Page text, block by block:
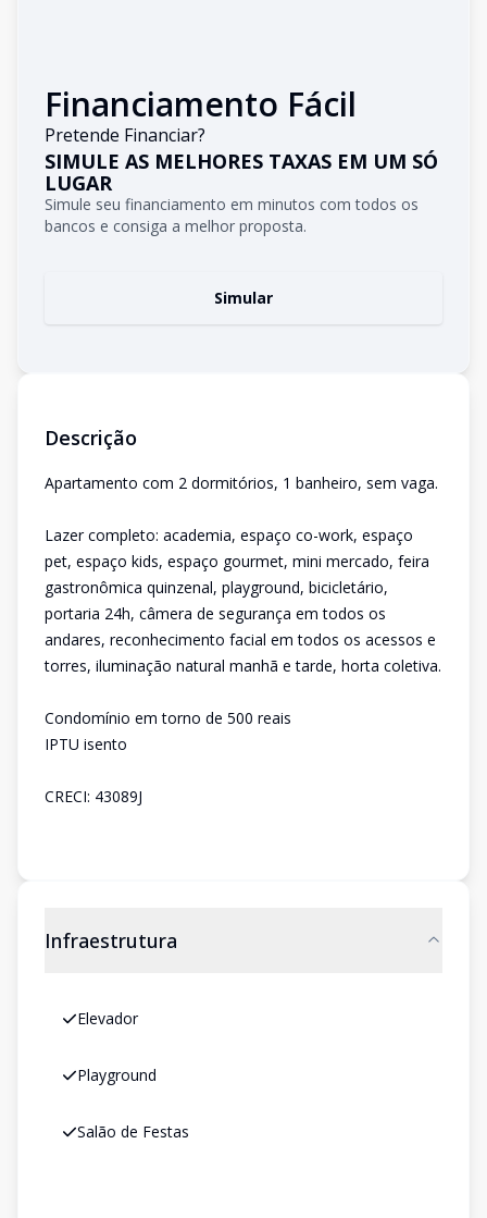
Financiamento Fácil
Pretende Financiar?
SIMULE AS MELHORES TAXAS EM UM SÓ
LUGAR
Simule seu financiamento em minutos com todos os
bancos e consiga a melhor proposta.
Simular
Descrição
Apartamento com 2 dormitórios, 1 banheiro, sem vaga.
Lazer completo: academia, espaço co-work, espaço
pet, espaço kids, espaço gourmet, mini mercado, feira
gastronômica quinzenal, playground, bicicletário,
portaria 24h, câmera de segurança em todos os
andares, reconhecimento facial em todos os acessos e
torres, iluminação natural manhã e tarde, horta coletiva.
Condomínio em torno de 500 reais
IPTU isento
CRECI: 43089J
Infraestrutura
Elevador
Playground
Salão de Festas